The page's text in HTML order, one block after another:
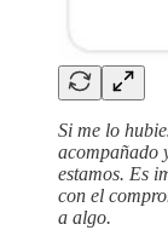
Si me lo
acompañado
estamos. Es
con el
a algo.